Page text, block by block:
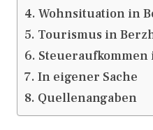
Wohnsituation in
Tourismus in
Steueraufkommen
In eigener Sache
Quellenangaben